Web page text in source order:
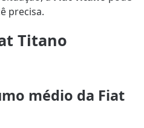
precisa.
Titano
médio da Fiat